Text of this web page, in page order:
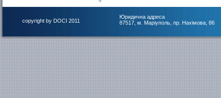
copyright by DOCI 2011
Юридична адреса
87517, м. Маріуполь, пр. Нахімова, 86